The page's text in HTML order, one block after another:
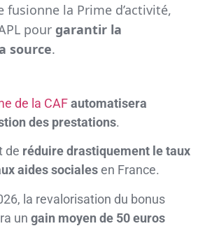
fusionne la Prime d’activité,
pour garantir la
source.
de la CAFautomatisera
des prestations.
de réduire drastiquement le taux
aides socialesen France.
la revalorisation du bonus
un gain moyen de 50 euros